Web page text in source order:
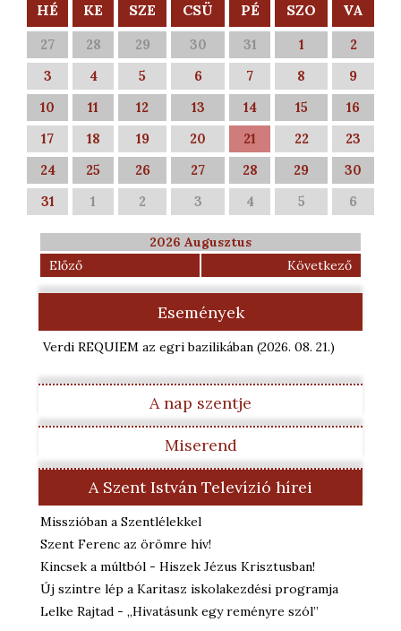
HÉ KE SZE CSÜ PÉ SZO VA
27 28 29 30 31 1
2
3
4 5 6 7 8
9
10
11 12 13 14 15
16
17
18 19 20 21 22
23
24
25 26 27 28 29
30
31
1 2 3 4 5 6
2026 Augusztus
Előző
Következő
Események
Verdi REQUIEM az egri bazilikában (2026. 08. 21.)
A nap szentje
Miserend
A Szent István Televízió hírei
Misszióban a Szentlélekkel
Szent Ferenc az örömre hív!
Kincsek a múltból - Hiszek Jézus Krisztusban!
Új szintre lép a Karitasz iskolakezdési programja
Lelke Rajtad - „Hivatásunk egy reményre szól”